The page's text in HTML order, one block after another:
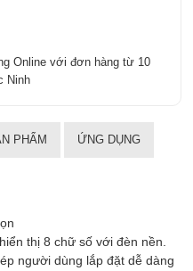
Online với đơn hàng từ 10
Ninh
PHẨM ỨNG DỤNG
thị 8 chữ số với đèn nền.
người dùng lắp đặt dễ dàng